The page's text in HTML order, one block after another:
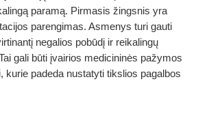
paramą. Pirmasis žingsnis yra
parengimas. Asmenys turi gauti
negalios pobūdį ir reikalingų
gali būti įvairios medicininės pažymos
kurie padeda nustatyti tikslios pagalbos